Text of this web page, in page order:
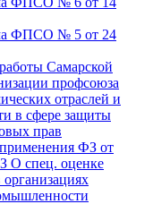
ФПСО № 5 от 24
Самарской
профсоюза
отраслей и
в сфере защиты
прав
ФЗ от
О спец. оценке
организациях